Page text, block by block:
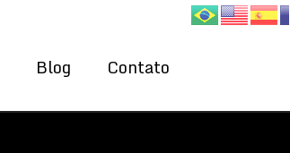
Contato
Blog